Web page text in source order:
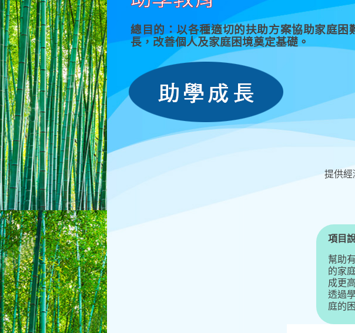
總目的：以各種適切的扶助方案協助家庭
長，改善個人及家庭困境奠定基礎。
提供經
項目
幫助
的家
成更
透過
庭的